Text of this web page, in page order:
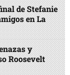
de Stefanie
en La
y
Roosevelt